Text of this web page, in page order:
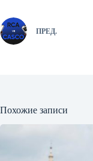
ПРЕД.
Похожие записи